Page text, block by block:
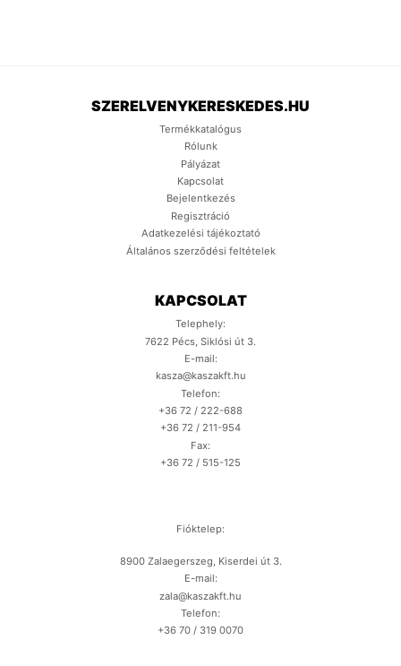
SZERELVENYKERESKEDES.HU
Termékkatalógus
Rólunk
Pályázat
Kapcsolat
Bejelentkezés
Regisztráció
Adatkezelési tájékoztató
Általános szerződési feltételek
KAPCSOLAT
Telephely:
7622 Pécs, Siklósi út 3.
E-mail:
kasza@kaszakft.hu
Telefon:
+36 72 / 222-688
+36 72 / 211-954
Fax:
+36 72 / 515-125
Fióktelep:
8900 Zalaegerszeg, Kiserdei út 3.
E-mail:
zala@kaszakft.hu
Telefon:
+36 70 / 319 0070